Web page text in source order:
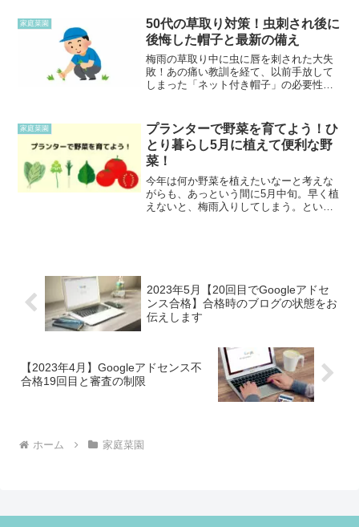
ります！リー...
家庭菜園
50代の草取り対策！虫刺され後に
後悔した帽子と最新の備え
梅雨の草取り中に虫に唇を刺された大失
敗！あの痛い教訓を経て、以前手放して
しまった「ネット付き帽子」の必要性を
っているリベンジ帽子をご紹介します。
家庭菜園
プランターで野菜を育てよう！ひ
とり暮らし5月に植えて便利な野
菜！
今年は何か野菜を植えたいなーと考えな
がらも、あっという間に5月中旬。早く植
えないと、梅雨入りしてしまう。という
2023年5月【20回目でGoogleアドセ
ンス合格】合格時のブログの状態をお
伝えします
【2023年4月】Googleアドセンス不
合格19回目と審査の制限
ホーム 家庭菜園